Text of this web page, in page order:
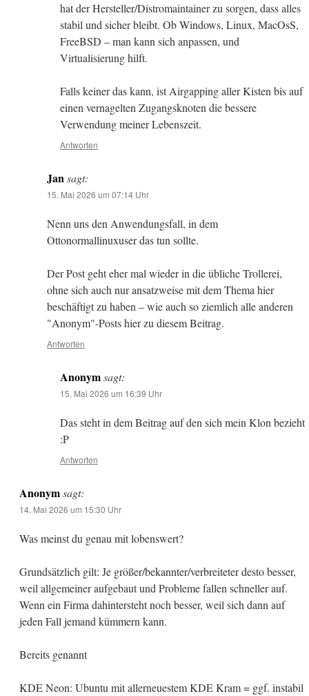
hat der Hersteller/Distromaintainer zu sorgen, dass alles
stabil und sicher bleibt. Ob Windows, Linux, MacOsS,
FreeBSD – man kann sich anpassen, und
Virtualisierung hilft.
Falls keiner das kann, ist Airgapping aller Kisten bis auf
einen vernagelten Zugangsknoten die bessere
Verwendung meiner Lebenszeit.
Antworten
Jansagt:
15. Mai 2026 um 07:14 Uhr
Nenn uns den Anwendungsfall, in dem
Ottonormallinuxuser das tun sollte.
Der Post geht eher mal wieder in die übliche Trollerei,
ohne sich auch nur ansatzweise mit dem Thema hier
beschäftigt zu haben – wie auch so ziemlich alle anderen
"Anonym"-Posts hier zu diesem Beitrag.
Antworten
Anonymsagt:
15. Mai 2026 um 16:39 Uhr
Das steht in dem Beitrag auf den sich mein Klon bezieht
:P
Antworten
Anonym sagt:
14. Mai 2026 um 15:30 Uhr
Was meinst du genau mit lobenswert?
Grundsätzlich gilt: Je größer/bekannter/verbreiteter desto besser,
weil allgemeiner aufgebaut und Probleme fallen schneller auf.
Wenn ein Firma dahintersteht noch besser, weil sich dann auf
jeden Fall jemand kümmern kann.
Bereits genannt
KDE Neon: Ubuntu mit allerneuestem KDE Kram = ggf. instabil